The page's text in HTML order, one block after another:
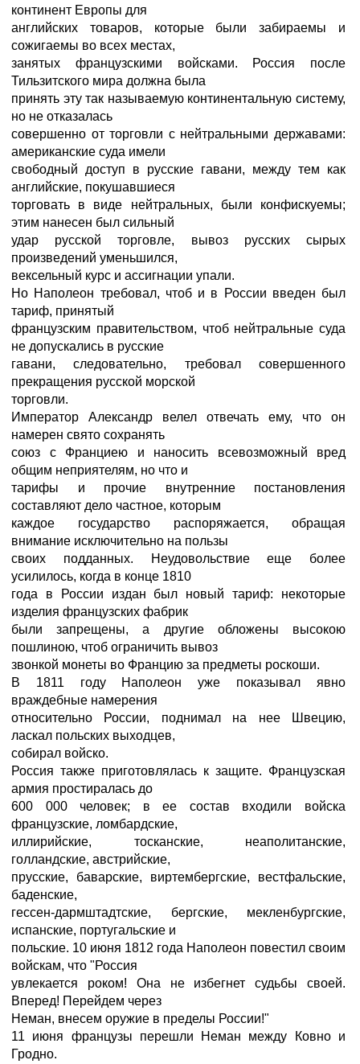
континент Европы для
английских товаров, которые были забираемы и
сожигаемы во всех местах,
занятых французскими войсками. Россия после
Тильзитского мира должна была
принять эту так называемую континентальную систему,
но не отказалась
совершенно от торговли с нейтральными державами:
американские суда имели
свободный доступ в русские гавани, между тем как
английские, покушавшиеся
торговать в виде нейтральных, были конфискуемы;
этим нанесен был сильный
удар русской торговле, вывоз русских сырых
произведений уменьшился,
вексельный курс и ассигнации упали.
Но Наполеон требовал, чтоб и в России введен был
тариф, принятый
французским правительством, чтоб нейтральные суда
не допускались в русские
гавани, следовательно, требовал совершенного
прекращения русской морской
торговли.
Император Александр велел отвечать ему, что он
намерен свято сохранять
союз с Франциею и наносить всевозможный вред
общим неприятелям, но что и
тарифы и прочие внутренние постановления
составляют дело частное, которым
каждое государство распоряжается, обращая
внимание исключительно на пользы
своих подданных. Неудовольствие еще более
усилилось, когда в конце 1810
года в России издан был новый тариф: некоторые
изделия французских фабрик
были запрещены, а другие обложены высокою
пошлиною, чтоб ограничить вывоз
звонкой монеты во Францию за предметы роскоши.
В 1811 году Наполеон уже показывал явно
враждебные намерения
относительно России, поднимал на нее Швецию,
ласкал польских выходцев,
собирал войско.
Россия также приготовлялась к защите. Французская
армия простиралась до
600 000 человек; в ее состав входили войска
французские, ломбардские,
иллирийские, тосканские, неаполитанские,
голландские, австрийские,
прусские, баварские, виртембергские, вестфальские,
баденские,
гессен-дармштадтские, бергские, мекленбургские,
испанские, португальские и
польские. 10 июня 1812 года Наполеон повестил своим
войскам, что "Россия
увлекается роком! Она не избегнет судьбы своей.
Вперед! Перейдем через
Неман, внесем оружие в пределы России!"
11 июня французы перешли Неман между Ковно и
Гродно.